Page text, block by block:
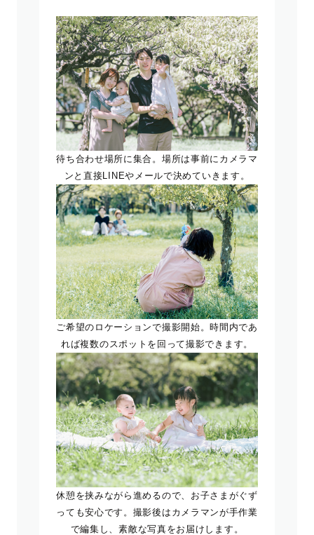
待ち合わせ場所に集合。場所は事前にカメラマ
ンと直接LINEやメールで決めていきます。
ご希望のロケーションで撮影開始。時間内であ
れば複数のスポットを回って撮影できます。
休憩を挟みながら進めるので、お子さまがぐず
っても安心です。撮影後はカメラマンが手作業
で編集し、素敵な写真をお届けします。